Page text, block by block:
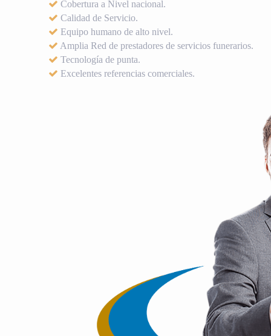
Cobertura a Nivel nacional.
Calidad de Servicio.
Equipo humano de alto nivel.
Amplia Red de prestadores de servicios funerarios.
Tecnología de punta.
Excelentes referencias comerciales.